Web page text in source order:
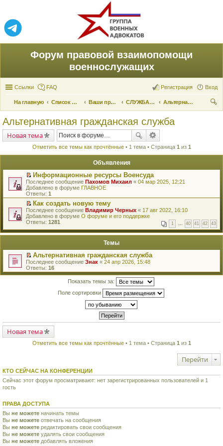
Форум правовой взаимопомощи
военнослужащих
Ссылки FAQ Вход
Регистрация
На главную Список форумов Ваши права и их реализация СЛУЖБА ПО ПРИЗЫВУ
Альтернативная гражданская служба
Альтернативная гражданская служба
Новая тема
Отметить все темы как прочтённые• 1 тема • Страница 1 из 1
Объявления
П
е
р
е
й
т
и
к
е
о
м
у
н
е
н
н
о
м
б
щ
е
ю
Информационные ресурсы Военсуда
Последнее сообщение Пахомов Михаил « 04 мар 2025, 12:21
Добавлено в форуме ГЛАВНОЕ
Ответы: 1
П
е
р
й
к
п
е
р
в
о
ч
и
т
а
м
у
с
щ
е
и
ю
Как создать новую тему
Последнее сообщение Владимир Черных « 17 авг 2022, 16:10
Добавлено в форуме О форуме и его поддержке
Ответы: 1281 1 … 40 41 42 43
Темы
П
е
р
в
о
м
у
р
о
ч
н
н
о
м
у
с
о
Альтернативная гражданская служба
Последнее сообщение Знак « 24 апр 2026, 15:48
Ответы: 16
Показать темы за:
Поле сортировки
Новая тема
Отметить все темы как прочтённые• 1 тема • Страница 1 из 1
Перейти
КТО СЕЙЧАС НА КОНФЕРЕНЦИИ
Сейчас этот форум просматривают: нет зарегистрированных пользователей и 1
гость
ПРАВА ДОСТУПА
Вы не можете начинать темы
Вы не можете отвечать на сообщения
Вы не можете редактировать свои сообщения
Вы не можете удалять свои сообщения
Вы не можете добавлять вложения